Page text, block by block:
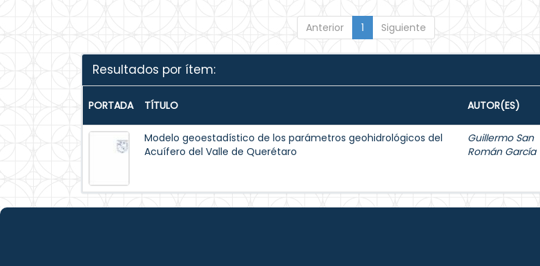
Anterior 1 Siguiente
Resultados por ítem:
PORTADA TÍTULO AUTOR(ES)
Modelo geoestadístico de los parámetros geohidrológicos del
Acuífero del Valle de Querétaro
Guillermo San
Román García